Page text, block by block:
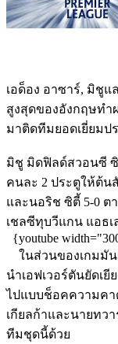
เอด็อง อาซาร์, มิชู
สูงสุดของอังกฤษทำ
มาติดทีมยอดเยี่ยมป
มิชู มิดฟิลด์สวอนซี
คนละ 2 ประตูให้ต้น
และนอริช ซิตี้ 5-0 ต
เชลซีทุบวีแกน แอธเ
{youtube
ในส่วนของเกมมัน
นำเอฟเวอร์ตันยัดเ
ไปแบบช็อคความคา
เกียลก้าและนายทว
ทีมชุดนี้ด้วย